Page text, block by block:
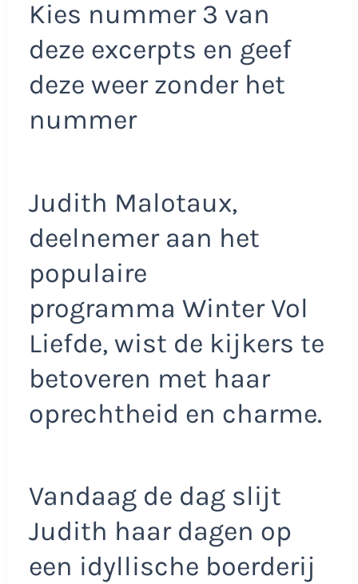
Kies nummer 3 van
deze excerpts en geef
deze weer zonder het
nummer
Judith Malotaux,
deelnemer aan het
populaire
programma Winter Vol
Liefde, wist de kijkers te
betoveren met haar
oprechtheid en charme.
Vandaag de dag slijt
Judith haar dagen op
een idyllische boerderij